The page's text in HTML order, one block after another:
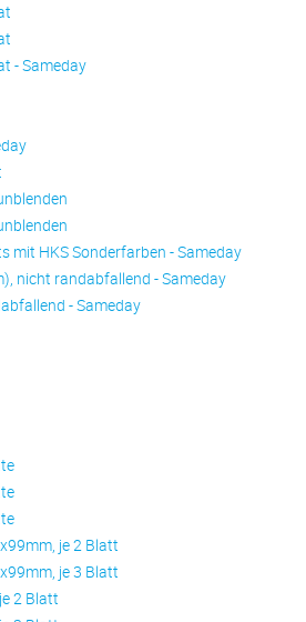
- Sameday
mit HKS Sonderfarben - Sameday
nicht randabfallend - Sameday
- Sameday
je 2 Blatt
je 3 Blatt
2 Blatt